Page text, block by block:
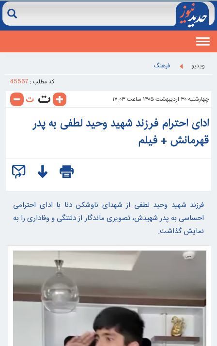
Toggle
navigation
ويديو
فرهنگ
کد مطلب : 45567
چهارشنبه ۳۰ ارديبهشت ۱۴۰۵ ساعت ۱۷:۰۳
ادای احترام فرزند شهید وحید لطفی به پدر
قهرمانش + فیلم
فرزند شهید وحید لطفی از شهدای ناوشکن دنا با ادای احترامی
احساسی به پدر شهیدش، تصویری ماندگار از دلتنگی و وفاداری را به
نمایش گذاشت.